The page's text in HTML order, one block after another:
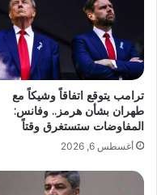
ترامب يتوقع اتفاقاً وشيكاً مع
طهران بشأن هرمز.. وفانس:
المفاوضات ستستغرق وقتاً
أغسطس 6, 2026